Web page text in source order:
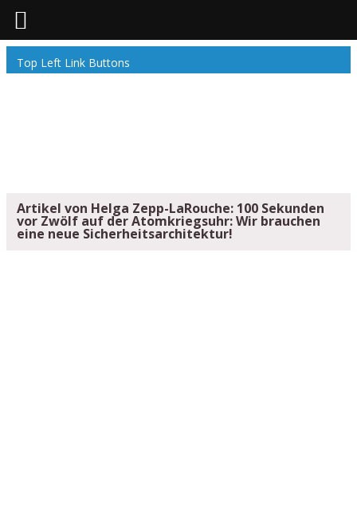
Top Left Link Buttons
Artikel von Helga Zepp-LaRouche: 100 Sekunden
vor Zwölf auf der Atomkriegsuhr: Wir brauchen
eine neue Sicherheitsarchitektur!